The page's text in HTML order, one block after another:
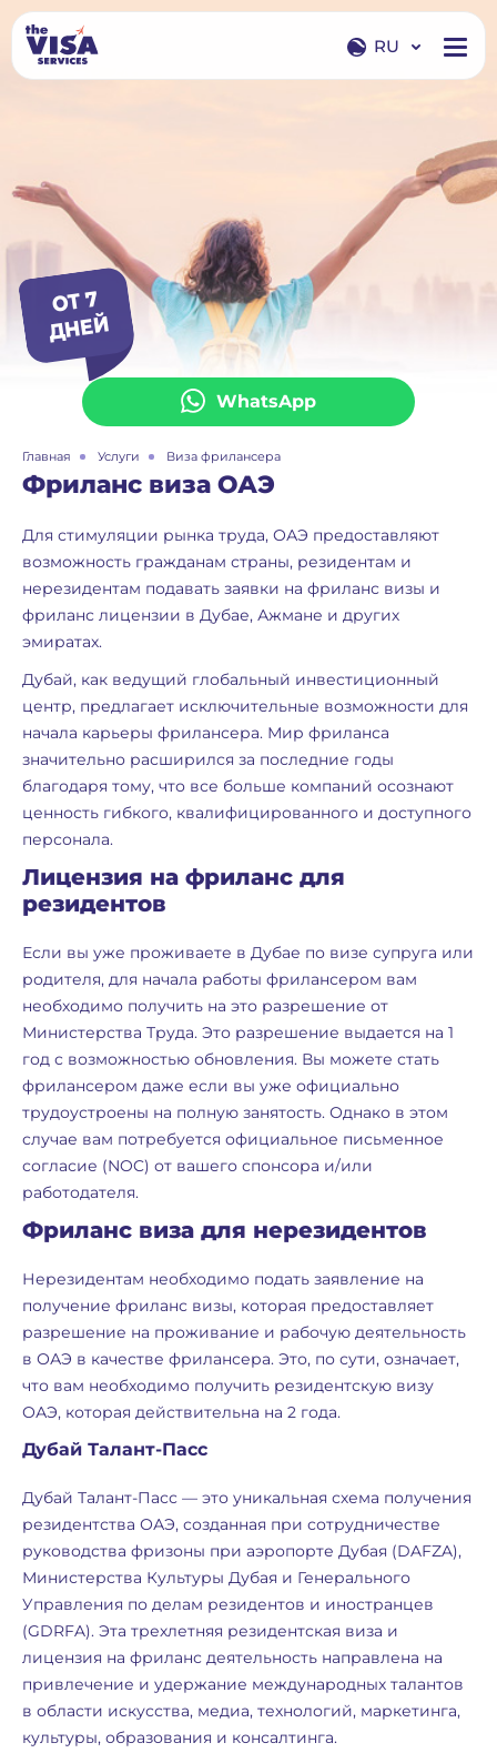
RU
WhatsApp
ОТ 7
ДНЕ
Й
Главная Услуги Виза фрилансера
Фриланс виза ОАЭ
Для стимуляции рынка труда, ОАЭ предоставляют
возможность гражданам страны, резидентам и
нерезидентам подавать заявки на фриланс визы и
фриланс лицензии в Дубае, Ажмане и других
эмиратах.
Дубай, как ведущий глобальный инвестиционный
центр, предлагает исключительные возможности для
начала карьеры фрилансера. Мир фриланса
значительно расширился за последние годы
благодаря тому, что все больше компаний осознают
ценность гибкого, квалифицированного и доступного
персонала.
Лицензия на фриланс для
резидентов
Если вы уже проживаете в Дубае по визе супруга или
родителя, для начала работы фрилансером вам
необходимо получить на это разрешение от
Министерства Труда. Это разрешение выдается на 1
год с возможностью обновления. Вы можете стать
фрилансером даже если вы уже официально
трудоустроены на полную занятость. Однако в этом
случае вам потребуется официальное письменное
согласие (NOC) от вашего спонсора и/или
работодателя.
Фриланс виза для нерезидентов
Нерезидентам необходимо подать заявление на
получение фриланс визы, которая предоставляет
разрешение на проживание и рабочую деятельность
в ОАЭ в качестве фрилансера. Это, по сути, означает,
что вам необходимо получить резидентскую визу
ОАЭ, которая действительна на 2 года.
Дубай Талант-Пасс
Дубай Талант-Пасс — это уникальная схема получения
резидентства ОАЭ, созданная при сотрудничестве
руководства фризоны при аэропорте Дубая (DAFZA),
Министерства Культуры Дубая и Генерального
Управления по делам резидентов и иностранцев
(GDRFA). Эта трехлетняя резидентская виза и
лицензия на фриланс деятельность направлена на
привлечение и удержание международных талантов
в области искусства, медиа, технологий, маркетинга,
культуры, образования и консалтинга.